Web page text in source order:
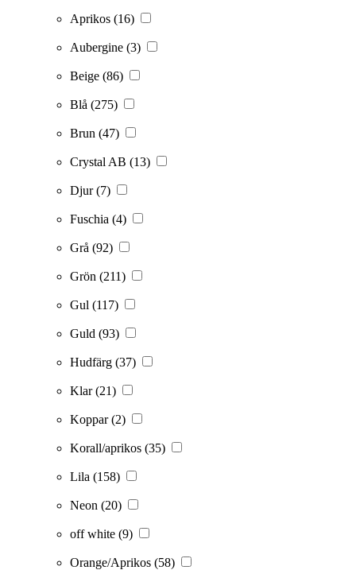
Aprikos (16)
Aubergine (3)
Beige (86)
Blå (275)
Brun (47)
Crystal AB (13)
Djur(7)
Fuschia (4)
Grå (92)
Grön (211)
Gul (117)
Guld (93)
Hudfärg (37)
Klar(21)
Koppar(2)
Korall/aprikos (35)
Lila (158)
Neon (20)
off white (9)
Orange/Aprikos (58)